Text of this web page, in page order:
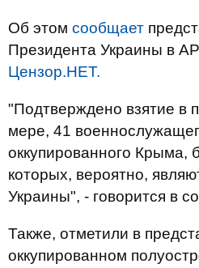
Об этом сообщает
Президента Украины в
Цензор.НЕТ.
"Подтверждено взятие в
мере, 41
оккупированного Крыма,
которых, вероятно,
Украины", - говорится в
Также, отметили в
оккупированном